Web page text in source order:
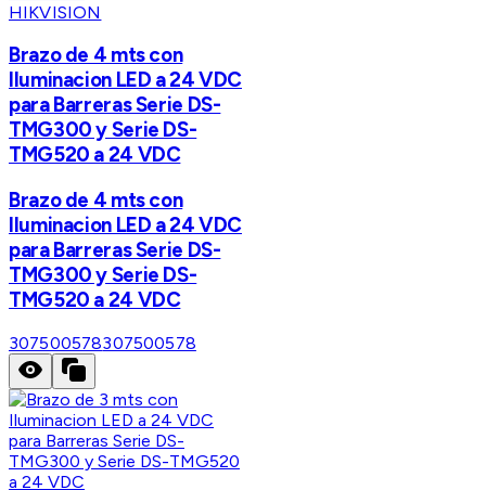
HIKVISION
Brazo de 4 mts con
Iluminacion LED a 24 VDC
para Barreras Serie DS-
TMG300 y Serie DS-
TMG520 a 24 VDC
Brazo de 4 mts con
Iluminacion LED a 24 VDC
para Barreras Serie DS-
TMG300 y Serie DS-
TMG520 a 24 VDC
307500578307500578